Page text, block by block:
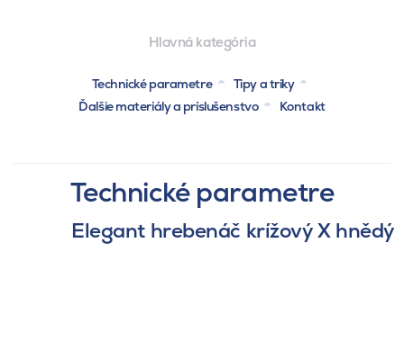
Hlavná kategória
Technické parametre
Tipy a triky
Ďalšie materiály a príslušenstvo
Kontakt
Technické parametre
Elegant hrebenáč krížový X hnědý